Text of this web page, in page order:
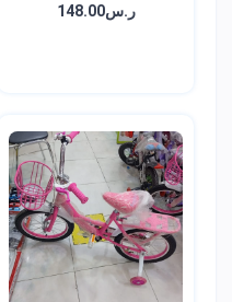
ر.س148.00